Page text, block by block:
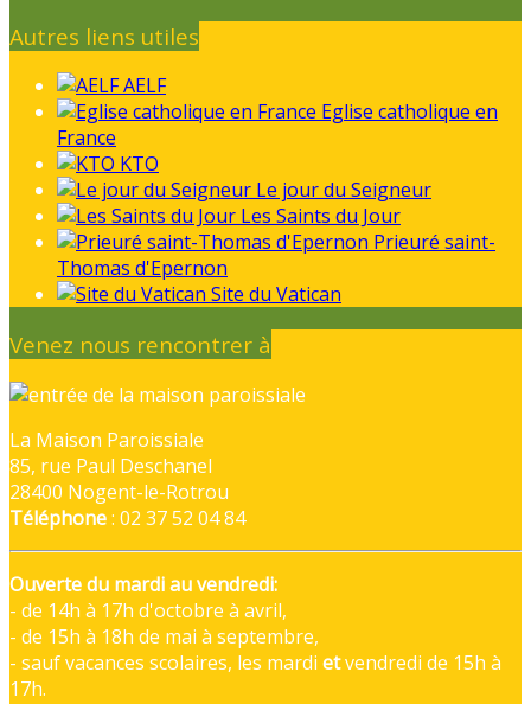
Autres liens utiles
AELF
Eglise catholique en
France
KTO
Le jour du Seigneur
Les Saints du Jour
Prieuré saint-
Thomas d'Epernon
Site du Vatican
Venez nous rencontrer à
La Maison Paroissiale
85, rue Paul Deschanel
28400 Nogent-le-Rotrou
Téléphone: 02 37 52 04 84
Ouverte du mardi au vendredi:
- de 14h à 17h d'octobre à avril,
- de 15h à 18h de mai à septembre,
- sauf vacances scolaires, les mardi etvendredi de 15h à
17h.